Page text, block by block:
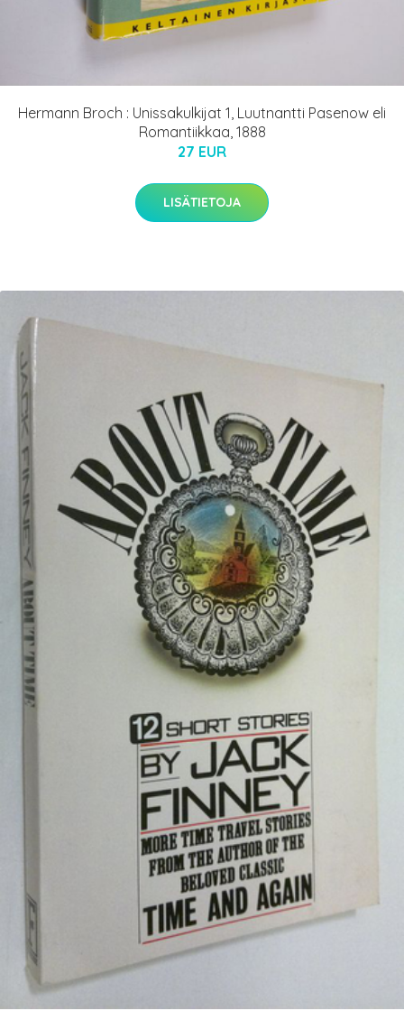
Hermann Broch : Unissakulkijat 1, Luutnantti Pasenow eli
Romantiikkaa, 1888
27 EUR
LISÄTIETOJA